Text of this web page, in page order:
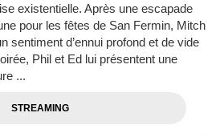
existentielle. Après une escapade
pour les fêtes de San Fermin, Mitch
sentiment d’ennui profond et de vide
Phil et Ed lui présentent une
...
STREAMING